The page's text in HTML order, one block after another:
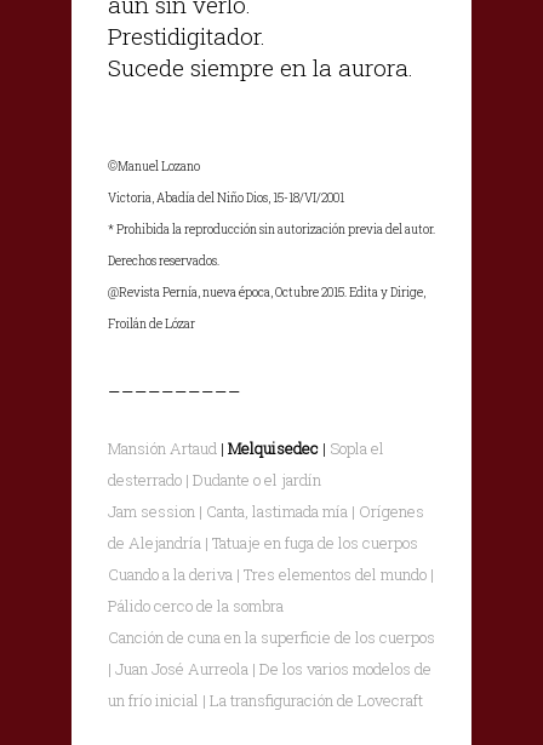
Prestidigitador.
Sucede siempre en la aurora.
©Manuel Lozano
Victoria, Abadía del Niño Dios, 15-18/VI/2001
* Prohibida la reproducción sin autorización previa del autor.
Derechos reservados.
@Revista Pernía, nueva época, Octubre 2015. Edita y Dirige,
Froilán de Lózar
Mansión Artaud | Melquisedec | Sopla el
desterrado | Dudante o el jardín
Jam session | Canta, lastimada mía | Orígenes
de Alejandría | Tatuaje en fuga de los cuerpos
Cuando a la deriva | Tres elementos del mundo |
Pálido cerco de la sombra
Canción de cuna en la superficie de los cuerpos
| Juan José Aurreola | De los varios modelos de
un frío inicial | La transfiguración de Lovecraft